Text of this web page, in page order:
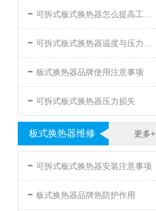
- 可拆式板式换热器怎么提高工作效率
- 可拆式板式换热器温度与压力的要求
- 板式换热器品牌使用注意事项
- 可拆式板式换热器压力损失
更多+
板式换热器维修
- 可拆式板式换热器安装注意事项
- 板式换热器品牌热防护作用